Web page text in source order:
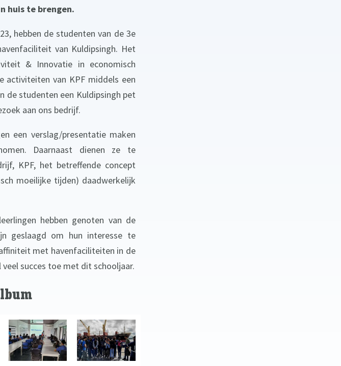
huis te brengen.
hebben de studenten van de 3e
van Kuldipsingh. Het
& Innovatie in economisch
activiteiten van KPF middels een
de studenten een Kuldipsingh pet
aan ons bedrijf.
een verslag/presentatie maken
Daarnaast dienen ze te
KPF, het betreffende concept
moeilijke tijden) daadwerkelijk
hebben genoten van de
geslaagd om hun interesse te
met havenfaciliteiten in de
succes toe met dit schooljaar.